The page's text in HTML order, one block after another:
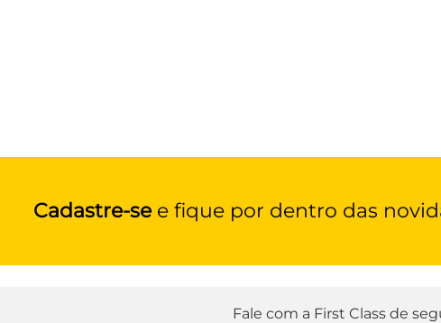
Cadastre-see fique por dentro das
Fale com a First Class de